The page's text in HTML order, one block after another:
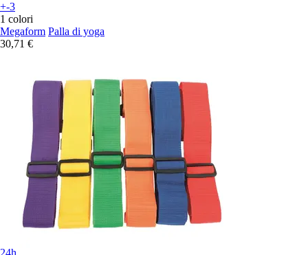
+-3
1 colori
Megaform Palla di yoga
30,71 €